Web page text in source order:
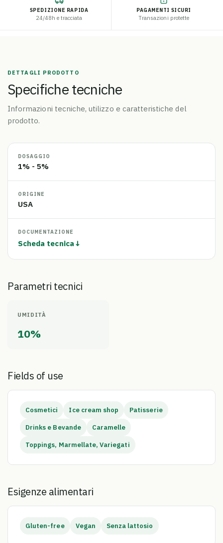
SPEDIZIONE RAPIDA
24/48h e tracciata
PAGAMENTI SICURI
Transazioni protette
DETTAGLI PRODOTTO
Specifiche tecniche
Informazioni tecniche, utilizzo e caratteristiche del
prodotto.
DOSAGGIO
1% - 5%
ORIGINE
USA
DOCUMENTAZIONE
Scheda tecnica ↓
Parametri tecnici
UMIDITÀ
10%
Fields of use
Cosmetici Ice cream shop Patisserie
Drinks e Bevande Caramelle
Toppings, Marmellate, Variegati
Esigenze alimentari
Gluten-free Vegan Senza lattosio